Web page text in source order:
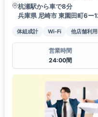
杭瀬駅から車で8分
兵庫県 尼崎市 東園田町6ー
体組成計 Wi-Fi 他店舗利用
営業時間
24:00間